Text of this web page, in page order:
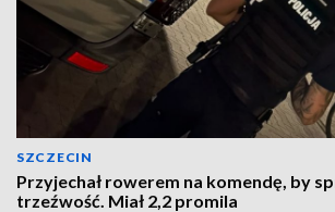
SZCZECIN
Przyjechał rowerem na komendę, by
trzeźwość. Miał 2,2 promila